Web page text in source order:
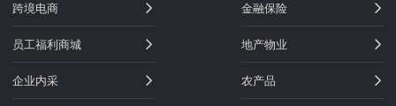
跨境电商
员工福利商城
企业内采
金融保险
地产物业
农产品